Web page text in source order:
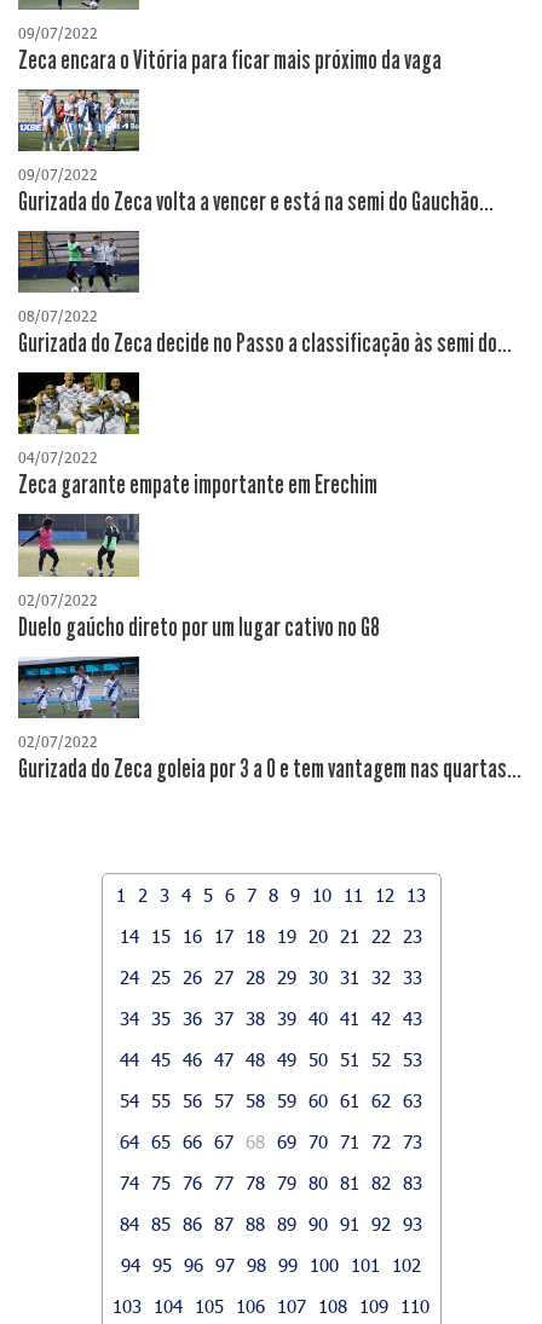
09/07/2022
Zeca encara o Vitória para ficar mais próximo da vaga
09/07/2022
Gurizada do Zeca volta a vencer e está na semi do Gauchão...
08/07/2022
Gurizada do Zeca decide no Passo a classificação às semi do...
04/07/2022
Zeca garante empate importante em Erechim
02/07/2022
Duelo gaúcho direto por um lugar cativo no G8
02/07/2022
Gurizada do Zeca goleia por 3 a 0 e tem vantagem nas quartas...
1 2 3 4 5 6 7 8 9 10 11 12
13
14
15 16 17 18 19 20 21 22
23
24
25 26 27 28 29 30 31 32
33
34 35 36 37 38 39 40 41 42
43
44 45 46 47 48 49 50 51 52
53
54 55 56 57 58 59 60 61 62
63
64 65 66 67 68 69 70 71 72
73
74 75 76 77 78 79 80 81 82
83
84 85 86 87 88 89 90 91 92
93
94 95 96 97 98 99 100 101
102
103
104 105 106 107 108 109
110